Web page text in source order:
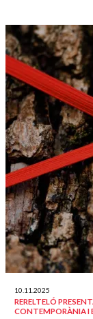
10.11.2025
RERELTELÓ
CONTEMPORÀNIA I